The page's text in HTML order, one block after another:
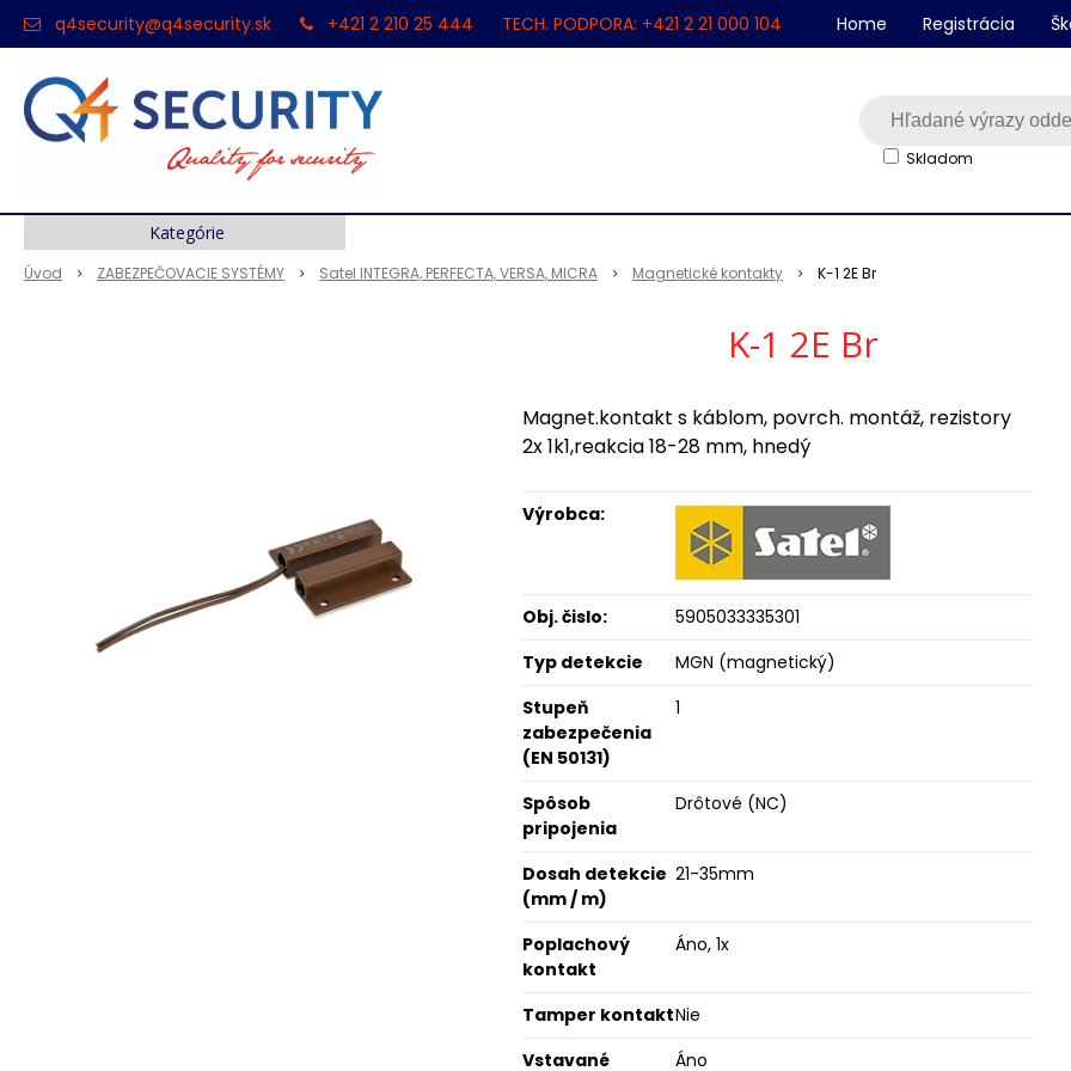
q4security@q4security.sk +421 2 210 25 444 TECH. PODPORA: +421 2 21 000 104
Skladom
Home Registrácia
Úvod ZABEZPEČOVACIE SYSTÉMY Satel INTEGRA, PERFECTA, VERSA, MICRA Magnetické kontakty K-1 2E Br
K-1 2E Br
Magnet.kontakt s káblom, povrch. montáž, rezistory
2x 1k1,reakcia 18-28 mm, hnedý
Výrobca:
Obj. čislo:
5905033335301
Typ detekcie
MGN (magnetický)
Stupeň
zabezpečenia
(EN 50131)
1
Spôsob
pripojenia
Drôtové (NC)
Dosah detekcie
(mm / m)
21-35mm
Poplachový
kontakt
Áno, 1x
Tamper kontaktNie
Vstavané
Áno
Kategórie